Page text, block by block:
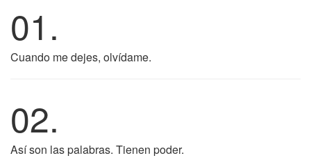
01.
Cuando me dejes, olvídame.
02.
Así son las palabras. Tienen poder.